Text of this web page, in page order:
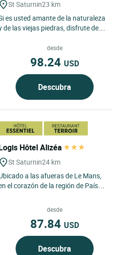
St Saturnin23 km
es usted amante de la naturaleza
de las viejas piedras, disfrute de
desde
98.24 USD
Descubra
Hôtel Alizéa
St Saturnin24 km
a las afueras de Le Mans,
el corazón de la región de Países
desde
87.84 USD
Descubra